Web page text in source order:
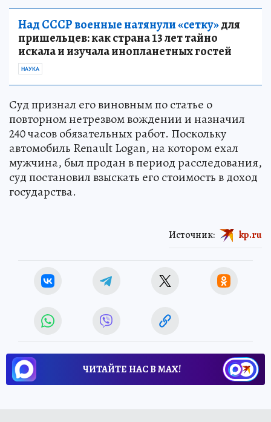
Над СССР военные натянули «сетку»для
пришельцев: как страна 13 лет тайно
искала и изучала инопланетных гостей
НАУКА
Суд признал его виновным по статье о
повторном нетрезвом вождении и назначил
240 часов обязательных работ. Поскольку
автомобиль Renault Logan, на котором ехал
мужчина, был продан в период расследования,
суд постановил взыскать его стоимость в доход
государства.
Источник: kp.ru
ЧИТАЙТЕ НАС В МАХ!